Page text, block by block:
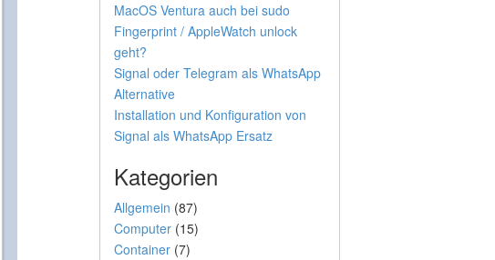
MacOS Ventura auch bei sudo
Fingerprint / AppleWatch unlock
geht?
Signal oder Telegram als WhatsApp
Alternative
Installation und Konfiguration von
Signal als WhatsApp Ersatz
Kategorien
Allgemein (87)
Computer(15)
Container(7)